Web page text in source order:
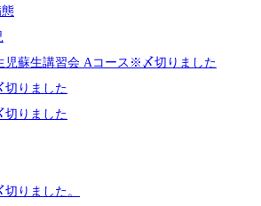
児蘇生講習会 Aコース※〆切りました
りました
りました
りました。